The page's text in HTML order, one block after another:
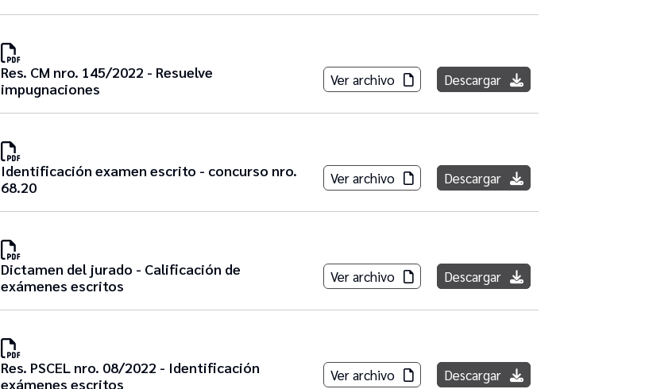
Res. CM nro. 145/2022 - Resuelve
impugnaciones
Ver archivo Descargar
Identificación examen escrito - concurso nro.
68.20
Ver archivo Descargar
Dictamen del jurado - Calificación de
exámenes escritos
Ver archivo Descargar
Res. PSCEL nro. 08/2022 - Identificación
exámenes escritos
Ver archivo Descargar